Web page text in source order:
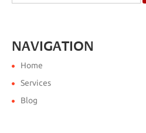
NAVIGATION
Home
Services
Blog